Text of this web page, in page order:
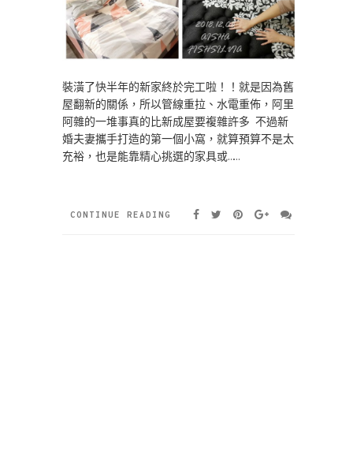
裝潢了快半年的新家終於完工啦！！就是因為舊
屋翻新的關係，所以管線重拉、水電重佈，阿里
阿雜的一堆事真的比新成屋要複雜許多 不過新
婚夫妻攜手打造的第一個小窩，就算預算不是太
充裕，也是能靠精心挑選的家具或……
CONTINUE READING